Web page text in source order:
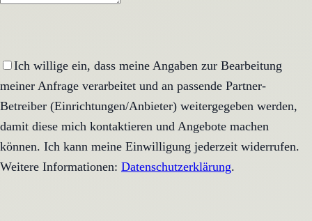
Ich willige ein, dass meine Angaben zur Bearbeitung
meiner Anfrage verarbeitet und an passende Partner-
Betreiber (Einrichtungen/Anbieter) weitergegeben werden,
damit diese mich kontaktieren und Angebote machen
können. Ich kann meine Einwilligung jederzeit widerrufen.
Weitere Informationen: Datenschutzerklärung.